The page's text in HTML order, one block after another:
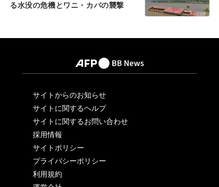
る水没の危機とワニ・カバの襲撃
サイトからのお知らせ
サイトに関するヘルプ
サイトに関するお問い合わせ
採用情報
サイトポリシー
プライバシーポリシー
利用規約